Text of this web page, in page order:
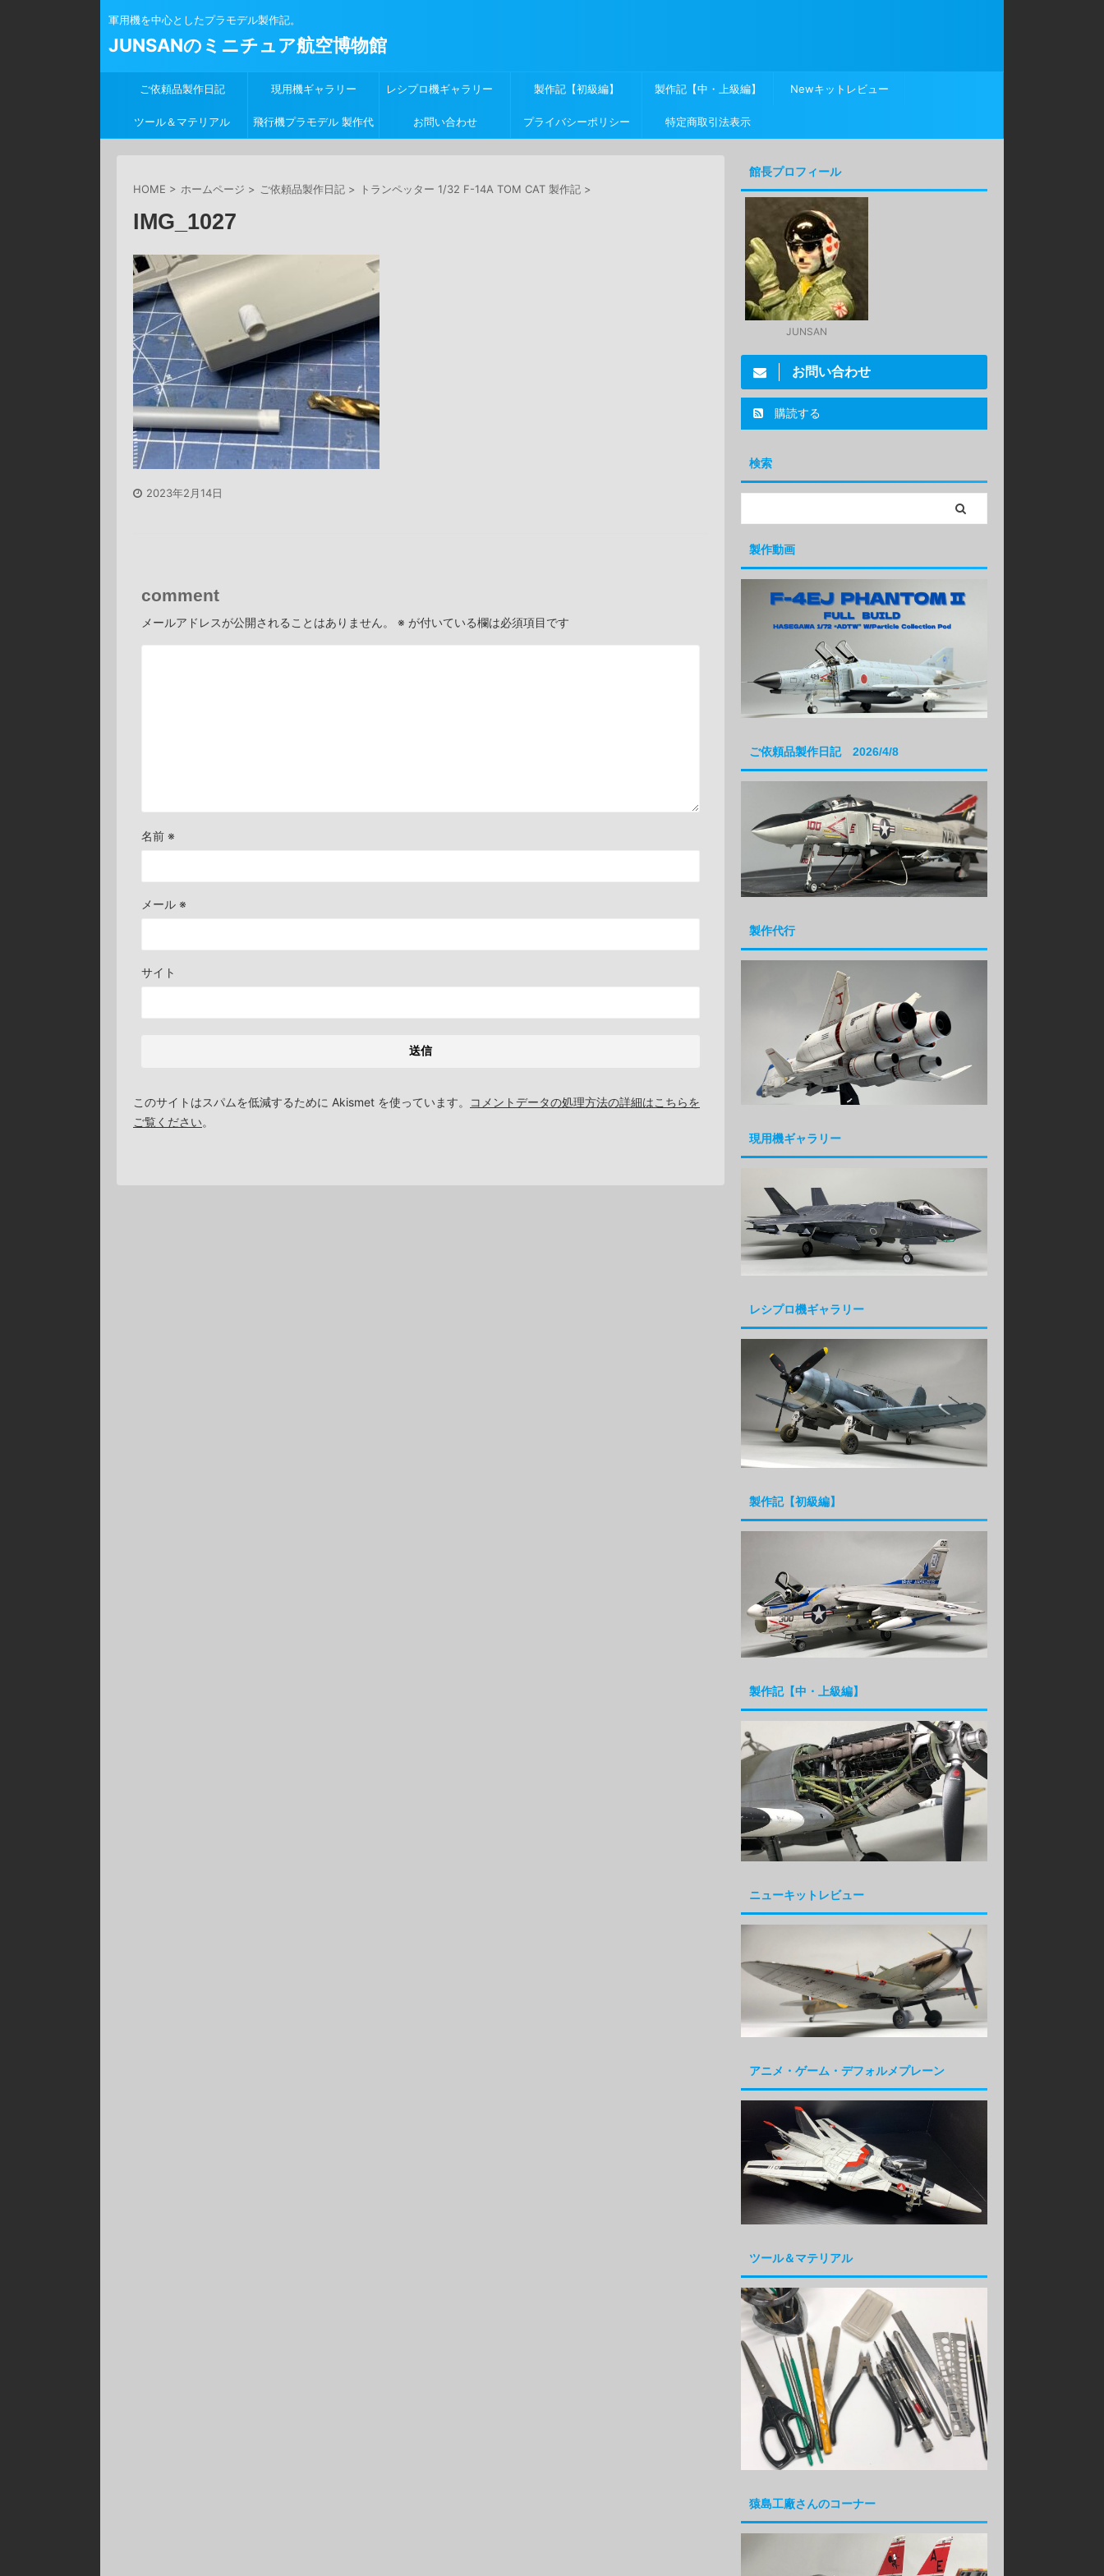
軍用機を中心としたプラモデル製作記。
JUNSANのミニチュア航空博物館
ご依頼品製作日記 現用機ギャラリー レシプロ機ギャラリー 製作記【初級編】 製作記【中・上級編】 Newキットレビュー
ツール＆マテリアル 飛行機プラモデル 製作代 お問い合わせ プライバシーポリシー 特定商取引法表示
HOME > ホームページ > ご依頼品製作日記 > トランペッター 1/32 F-14A TOM CAT 製作記 >
IMG_1027
2023年2月14日
comment
メールアドレスが公開されることはありません。 ※ が付いている欄は必須項目です
名前 ※
メール ※
サイト
このサイトはスパムを低減するために Akismet を使っています。
コメントデータの処理方法の詳細はこちらを
ご覧ください。
館長プロフィール
JUNSAN
お問い合わせ
購読する
検索
製作動画
ご依頼品製作日記 2026/4/8
製作代行
現用機ギャラリー
レシプロ機ギャラリー
製作記【初級編】
製作記【中・上級編】
ニューキットレビュー
アニメ・ゲーム・デフォルメプレーン
ツール＆マテリアル
猿島工廠さんのコーナー